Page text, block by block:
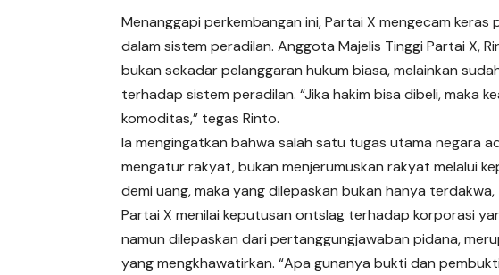
Menanggapi perkembangan ini,Partai X mengecam keras
dalam sistem peradilan. Anggota Majelis Tinggi Partai X,
bukan sekadar pelanggaran hukum biasa, melainkan
terhadap sistem peradilan. “Jika hakim bisa dibeli, maka
komoditas,” tegas Rinto.
Ia mengingatkan bahwa salah satu tugas utama negara
mengatur rakyat, bukan menjerumuskan rakyat melalui
demi uang, maka yang dilepaskan bukan hanya
Partai X menilai keputusan ontslag terhadap korporasi
namun dilepaskan dari pertanggungjawaban pidana,
yang mengkhawatirkan. “Apa gunanya bukti dan